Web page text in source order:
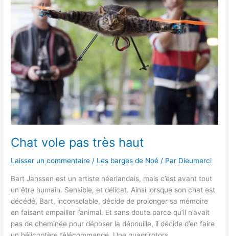
Chat vole pas très haut
Laisser un commentaire / Les barges de Noé / Par Dieumerci
Bart Janssen est un artiste néerlandais, mais c’est avant tout
un être humain. Sensible, et délicat. Ainsi lorsque son chat est
décédé, Bart, inconsolable, décide de prolonger sa mémoire
en faisant empailler l’animal. Et sans doute parce qu’il n’avait
pas de cheminée pour déposer la dépouille, il décide d’en faire
vole
très
haut